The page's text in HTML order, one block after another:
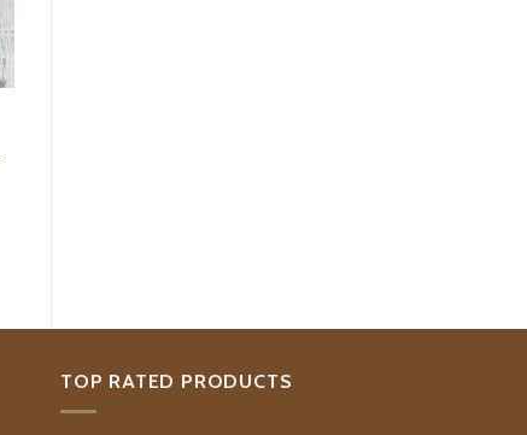
TOP RATED PRODUCTS